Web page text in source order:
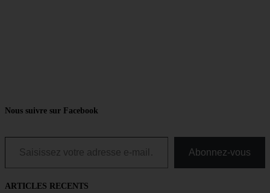
Nous suivre sur Facebook
Saisissez votre adresse e-mail…
Abonnez-vous
ARTICLES RECENTS